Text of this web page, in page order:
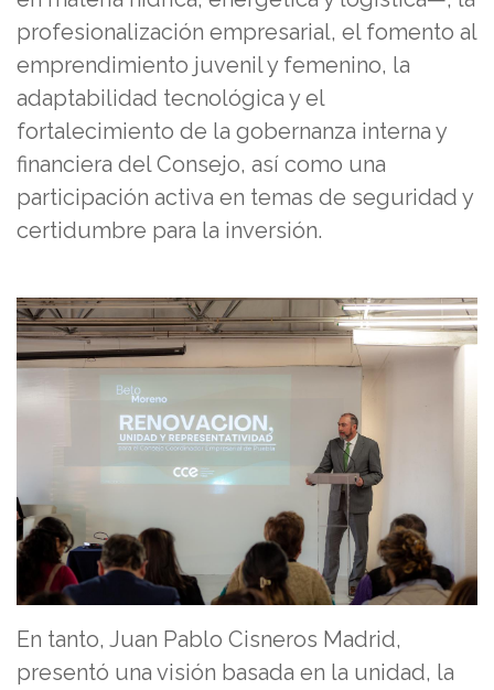
profesionalización empresarial, el fomento al
emprendimiento juvenil y femenino, la
adaptabilidad tecnológica y el
fortalecimiento de la gobernanza interna y
financiera del Consejo, así como una
participación activa en temas de seguridad y
certidumbre para la inversión.
En tanto, Juan Pablo Cisneros Madrid,
presentó una visión basada en la unidad, la